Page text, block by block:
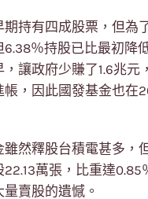
持有四成股票，但為
％持股已比最初降
讓政府少賺了1.6兆
，因此國發基金也在
然釋股台積電甚多，
萬張，比重達
賣股的遺憾。